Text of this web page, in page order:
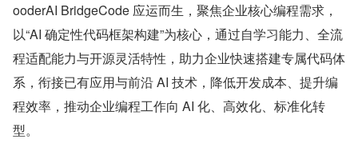
ooderAI BridgeCode 应运而生，聚焦企业核心编程需求，
以“AI 确定性代码框架构建”为核心，通过自学习能力、全流
程适配能力与开源灵活特性，助力企业快速搭建专属代码体
系，衔接已有应用与前沿 AI 技术，降低开发成本、提升编
程效率，推动企业编程工作向 AI 化、高效化、标准化转
型。